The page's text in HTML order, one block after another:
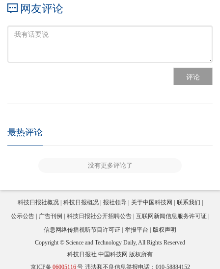
网友评论
评论
最热评论
没有更多评论了
科技日报社概况 科技日报概况 报社领导 关于中国科技网
联系我们
公示公告
广告刊例 科技日报社公开招聘公告
互联网新闻信息服务许可证
信息网络传播视听节目许可证
举报平台
版权声明
Copyright © Science and Technology Daily, All Rights Reserved
科技日报社 中国科技网 版权所有
京ICP备06005116号 违法和不良信息举报电话：010-58884152